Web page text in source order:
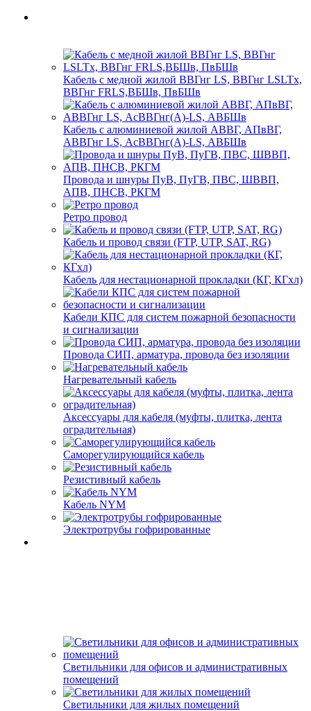
Кабель с медной жилой ВВГнг LS, ВВГнг LSLTx,
ВВГнг FRLS,ВБШв, ПвБШв
Кабель с алюминиевой жилой АВВГ, АПвВГ,
АВВГнг LS, АсВВГнг(А)-LS, АВБШв
Провода и шнуры ПуВ, ПуГВ, ПВС, ШВВП,
АПВ, ПНСВ, РКГМ
Ретро провод
Кабель и провод связи (FTP, UTP, SAT, RG)
Кабель для нестационарной прокладки (КГ, КГхл)
Кабели КПС для систем пожарной безопасности
и сигнализации
Провода СИП, арматура, провода без изоляции
Нагревательный кабель
Аксессуары для кабеля (муфты, плитка, лента
оградительная)
Саморегулирующийся кабель
Резистивный кабель
Кабель NYM
Электротрубы гофрированные
Светильники для офисов и административных
помещений
Светильники для жилых помещений